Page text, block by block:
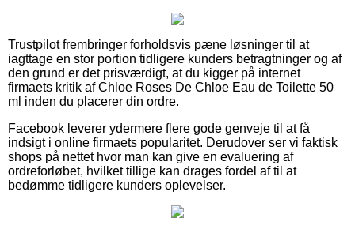
Trustpilot frembringer forholdsvis pæne løsninger til at
iagttage en stor portion tidligere kunders betragtninger og af
den grund er det prisværdigt, at du kigger på internet
firmaets kritik af Chloe Roses De Chloe Eau de Toilette 50
ml inden du placerer din ordre.
Facebook leverer ydermere flere gode genveje til at få
indsigt i online firmaets popularitet. Derudover ser vi faktisk
shops på nettet hvor man kan give en evaluering af
ordreforløbet, hvilket tillige kan drages fordel af til at
bedømme tidligere kunders oplevelser.